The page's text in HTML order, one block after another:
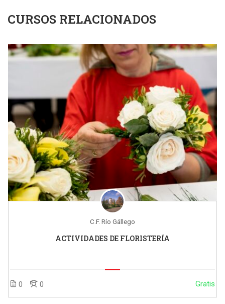
CURSOS RELACIONADOS
C.F. Río Gállego
ACTIVIDADES DE FLORISTERÍA
0 0 Gratis